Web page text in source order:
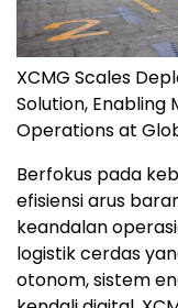
XCMG Scales
Solution, Enabling
Operations at
Berfokus pada
efisiensi arus
keandalan
logistik cerdas
otonom, sistem